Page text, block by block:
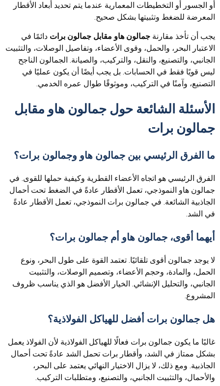
أو الجسور أو التخطيطات المعمارية عندما يتم تحديد أبعاد الأقطار
المعرضة للضغط وتثبيتها بشكل صحيح.
يجب أن تأخذ مقارنة جمالون هاو مقابل جمالون برات دائمًا في
الاعتبار البحر، والحمل، وقوى الأعضاء، وتفاصيل الوصلات، والتثبيت
الجانبي، والتصنيع، والنقل، والتركيب، والصيانة. الجمالون الناجح
ليس قويًا فقط في الحسابات. بل يجب أيضًا أن يكون عمليًا في
التصنيع، وآمنًا في التركيب، وموثوقًا طوال عمره الخدمي.
الأسئلة الشائعة حول جمالون هاو مقابل
جمالون برات
ما الفرق الرئيسي بين جمالون هاو وجمالون برات؟
الفرق الرئيسي هو اتجاه الأعضاء القطرية وكيفية حملها للقوى. في
جمالون هاو النموذجي، تعمل الأقطار عادةً في الضغط تحت أحمال
الجاذبية الشائعة. في جمالون برات النموذجي، تعمل الأقطار عادةً
في الشد.
أيهما أقوى، جمالون هاو أم جمالون برات؟
لا يوجد جمالون أقوى تلقائيًا. تعتمد القوة على طول البحر، ونوع
الحمل، والمادة، وحجم الأعضاء، وتصميم الوصلات، والتثبيت
الجانبي، والتحليل الإنشائي. الخيار الأفضل هو الذي يناسب ظروف
المشروع.
هل جمالون برات أفضل للهياكل الفولاذية؟
غالبًا ما يكون جمالون برات فعالًا للهياكل الفولاذية لأن الفولاذ يعمل
بشكل ممتاز في الشد، وأقطار برات تحمل الشد عادةً تحت أحمال
الجاذبية. ومع ذلك، لا يزال الاختيار النهائي يعتمد على البحر،
والأحمال، والتثبيت الجانبي، والتصنيع، ومتطلبات التركيب.